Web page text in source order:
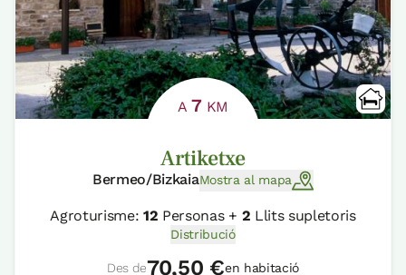
A7 KM
Artiketxe
Bermeo/BizkaiaMostra al mapa
Agroturisme:12 Personas + 2 Llits supletoris
Distribució
Des de70,50 €en habitació